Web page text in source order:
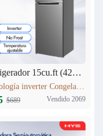
Refrigerador 15cu.ft (420L) Inverter HRF-AM54
Tecnología inverter Congelación: 95L Refrigeración: 325L Dimensión: W710 x D685 x H1780(mm) Peso neto/bruto: 69 KG/76 KG
$689 Vendido 2069